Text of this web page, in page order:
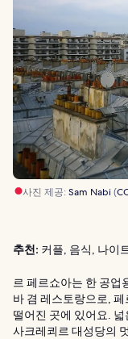
사진 제공: Sam Nabi (
추천: 커플, 음식, 나이
르 페르쇼아는 한 공업
바 겸 레스토랑으로,
떨어진 곳에 있어요.
사크레쾨르 대성당의